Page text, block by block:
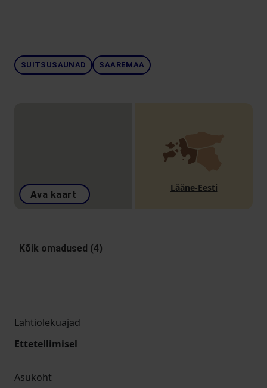
SUITSUSAUNAD SAAREMAA
Ava kaart
Lääne-Eesti
Kõik omadused (4)
Lahtiolekuajad
Ettetellimisel
Asukoht